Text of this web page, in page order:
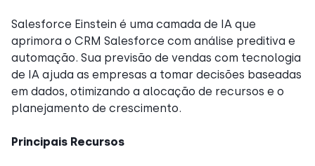
Salesforce Einstein é uma camada de IA que
aprimora o CRM Salesforce com análise preditiva e
automação. Sua previsão de vendas com tecnologia
de IA ajuda as empresas a tomar decisões baseadas
em dados, otimizando a alocação de recursos e o
planejamento de crescimento.
Principais Recursos